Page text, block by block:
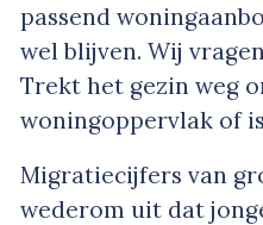
passend
wel blijven. Wij
Trekt het gezin weg
woningoppervlak of
Migratiecijfers van
wederom uit dat